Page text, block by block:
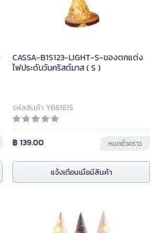
CASSA-B1S123-LIGHT-S-ของตกแต่ง
ไฟประดับวันคริสต์มาส ( S )
รหัสสินค้า YB61615
฿ 139.00 หมดชั่วคราว
แจ้งเตือนเมื่อมีสินค้า